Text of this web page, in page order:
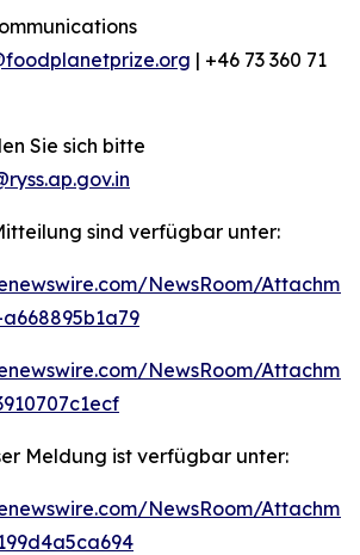
| +46 73 360 71
Sie sich bitte
sind verfügbar unter:
NewsRoom/
NewsRoom/
Meldung ist verfügbar unter:
NewsRoom/